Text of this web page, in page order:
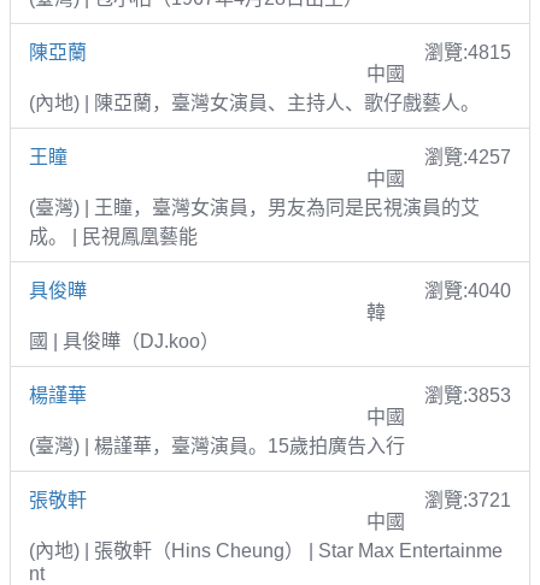
陳亞蘭
瀏覽:4815
中國
(內地) | 陳亞蘭，臺灣女演員、主持人、歌仔戲藝人。
王瞳
瀏覽:4257
中國
(臺灣) | 王瞳，臺灣女演員，男友為同是民視演員的艾
成。 | 民視鳳凰藝能
具俊曄
瀏覽:4040
韓
國 | 具俊曄（DJ.koo）
楊謹華
瀏覽:3853
中國
(臺灣) | 楊謹華，臺灣演員。15歲拍廣告入行
張敬軒
瀏覽:3721
中國
(內地) | 張敬軒（Hins Cheung） | Star Max Entertainme
nt